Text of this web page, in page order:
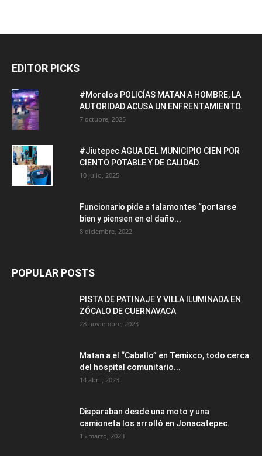
EDITOR PICKS
#Morelos POLICÍAS MATAN A HOMBRE, LA
AUTORIDAD ACUSA UN ENFRENTAMIENTO.
7 octubre, 2025
#Jiutepec AGUA DEL MUNICIPIO CIEN POR
CIENTO POTABLE Y DE CALIDAD.
10 julio, 2025
Funcionario pide a talamontes “portarse
bien y piensen en el daño...
8 diciembre, 2022
POPULAR POSTS
PISTA DE PATINAJE Y VILLA ILUMINADA EN
ZÓCALO DE CUERNAVACA
28 noviembre, 2023
Matan a el “Caballo” en Temixco, todo cerca
del hospital comunitario...
14 abril, 2023
Disparaban desde una moto y una
camioneta los arrolló en Jonacatepec.
15 marzo, 2023